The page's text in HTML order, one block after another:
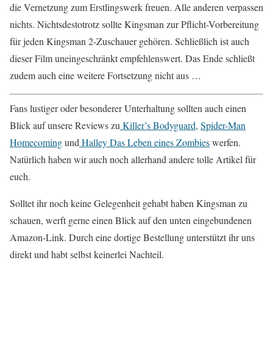
die Vernetzung zum Erstlingswerk freuen. Alle anderen verpassen
nichts. Nichtsdestotrotz sollte Kingsman zur Pflicht-Vorbereitung
für jeden Kingsman 2-Zuschauer gehören. Schließlich ist auch
dieser Film uneingeschränkt empfehlenswert. Das Ende schließt
zudem auch eine weitere Fortsetzung nicht aus …
Fans lustiger oder besonderer Unterhaltung sollten auch einen
Blick auf unsere Reviews zuKiller’s Bodyguard, Spider-Man
HomecomingundHalley Das Leben eines Zombieswerfen.
Natürlich haben wir auch noch allerhand andere tolle Artikel für
euch.
Solltet ihr noch keine Gelegenheit gehabt haben Kingsman zu
schauen, werft gerne einen Blick auf den unten eingebundenen
Amazon-Link. Durch eine dortige Bestellung unterstützt ihr uns
direkt und habt selbst keinerlei Nachteil.